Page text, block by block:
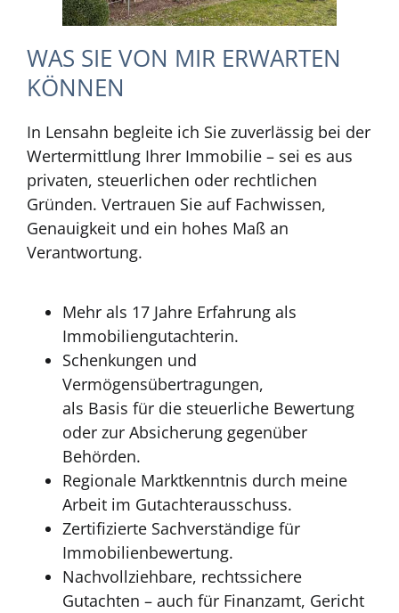
WAS SIE VON MIR ERWARTEN
KÖNNEN
In Lensahn begleite ich Sie zuverlässig bei der
Wertermittlung Ihrer Immobilie – sei es aus
privaten, steuerlichen oder rechtlichen
Gründen. Vertrauen Sie auf Fachwissen,
Genauigkeit und ein hohes Maß an
Verantwortung.
Mehr als 17 Jahre Erfahrung als
Immobiliengutachterin.
Schenkungen und
Vermögensübertragungen,
als Basis für die steuerliche Bewertung
oder zur Absicherung gegenüber
Behörden.
Regionale Marktkenntnis durch meine
Arbeit im Gutachterausschuss.
Zertifizierte Sachverständige für
Immobilienbewertung.
Nachvollziehbare, rechtssichere
Gutachten – auch für Finanzamt, Gericht